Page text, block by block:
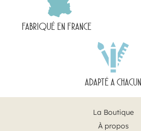
FABRIQUÉ EN FRANCE
ADAPTÉ A CHACUN
La Boutique
À propos